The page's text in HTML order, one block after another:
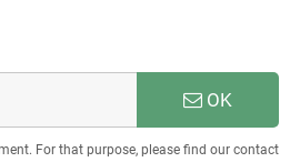
OK
For that purpose, please find our contact